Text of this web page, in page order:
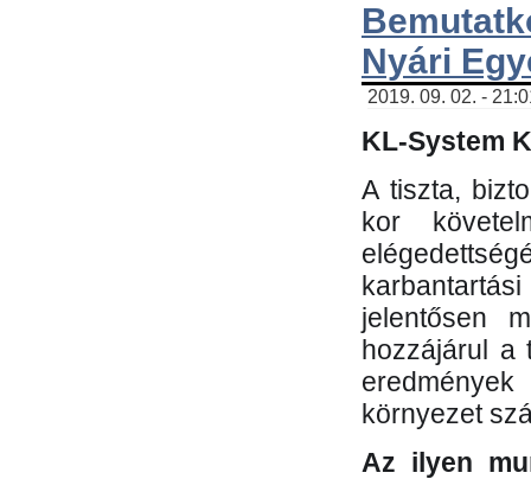
Nyári
2019. 09. 02. -
KL-System
A tiszta,
kor
jelentősen
hozzájárul a
környezet
Az ilyen